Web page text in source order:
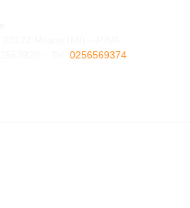
0256569374